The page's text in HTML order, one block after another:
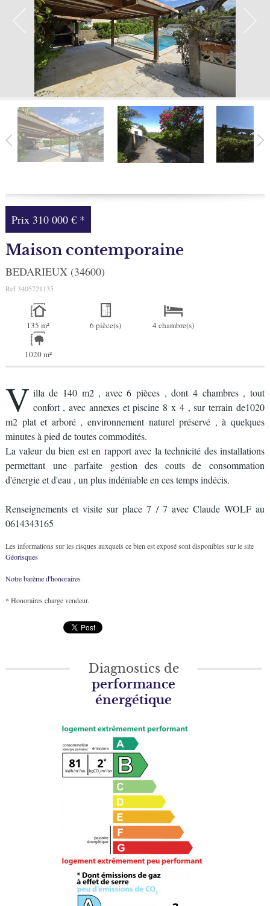
Facebook
Ma sélection 0
Prix310 000 € *
Maison contemporaine
BEDARIEUX (34600)
Ref 3405721135
135 m² 6 pièce(s) 4 chambre(s)
1020 m²
V illa de 140 m2 , avec 6 pièces , dont 4 chambres , tout
confort , avec annexes et piscine 8 x 4 , sur terrain de1020
m2 plat et arboré , environnement naturel préservé , à quelques
minutes à pied de toutes commodités.
La valeur du bien est en rapport avec la technicité des installations
permettant une parfaite gestion des couts de consommation
d'énergie et d'eau , un plus indéniable en ces temps indécis.
Renseignements et visite sur place 7 / 7 avec Claude WOLF au
0614343165
Les informations sur les risques auxquels ce bien est exposé sont disponibles sur le site
Géorisques
Notre barème d'honoraires
* Honoraires charge vendeur.
Diagnostics de
performance
énergétique